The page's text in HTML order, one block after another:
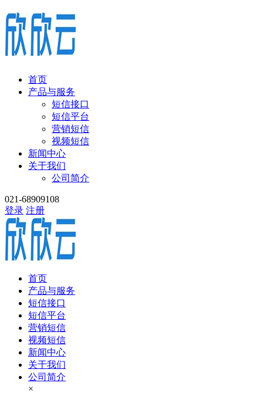
首页
产品与服务
短信接口
短信平台
营销短信
视频短信
新闻中心
关于我们
公司简介
021-68909108
登录 注册
首页
产品与服务
短信接口
短信平台
营销短信
视频短信
新闻中心
关于我们
公司简介
×